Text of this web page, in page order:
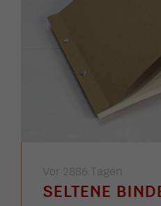
Vor 2886 Tagen
SELTENE